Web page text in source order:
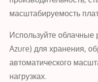
масштабируемость
Используйте облачные
Azure) для хранения,
автоматического
нагрузках.